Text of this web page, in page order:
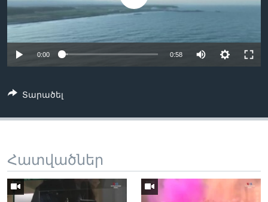
Լեզուներ
0:00 0:58
Տարածել
Հատվածներ